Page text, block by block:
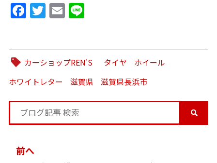
Facebook
Twitter
Email
Line
カーショップREN'S タイヤ
ホイール
ホワイトレター
滋賀県 滋賀県長浜市
投
前へ